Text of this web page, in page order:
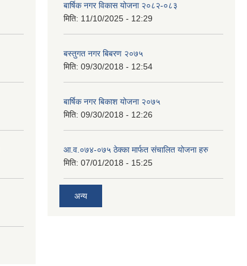
बार्षिक नगर विकास योजना २०८२-०८३
मिति: 11/10/2025 - 12:29
बस्तुगत नगर बिबरण २०७५
मिति: 09/30/2018 - 12:54
बार्षिक नगर बिकाश योजना २०७५
मिति: 09/30/2018 - 12:26
आ.व.०७४-०७५ ठेक्का मार्फत संचालित योजना हरु
मिति: 07/01/2018 - 15:25
अन्य